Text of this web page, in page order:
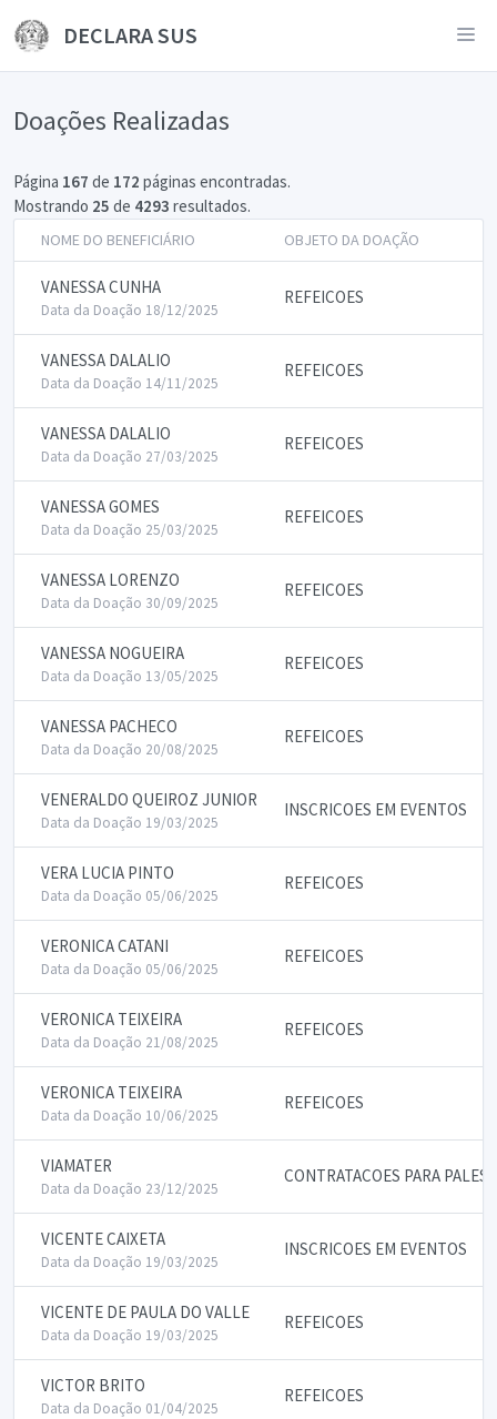
DECLARA SUS
Doações Realizadas
Página 167 de 172 páginas encontradas.
Mostrando 25 de 4293 resultados.
NOME DO BENEFICIÁRIO OBJETO DA DOAÇÃO
VANESSA CUNHA
Data da Doação 18/12/2025
REFEICOES
VANESSA DALALIO
Data da Doação 14/11/2025
REFEICOES
VANESSA DALALIO
Data da Doação 27/03/2025
REFEICOES
VANESSA GOMES
Data da Doação 25/03/2025
REFEICOES
VANESSA LORENZO
Data da Doação 30/09/2025
REFEICOES
VANESSA NOGUEIRA
Data da Doação 13/05/2025
REFEICOES
VANESSA PACHECO
Data da Doação 20/08/2025
REFEICOES
VENERALDO QUEIROZ JUNIOR
Data da Doação 19/03/2025
INSCRICOES EM EVENTOS
VERA LUCIA PINTO
Data da Doação 05/06/2025
REFEICOES
VERONICA CATANI
Data da Doação 05/06/2025
REFEICOES
VERONICA TEIXEIRA
Data da Doação 21/08/2025
REFEICOES
VERONICA TEIXEIRA
Data da Doação 10/06/2025
REFEICOES
VIAMATER
Data da Doação 23/12/2025
CONTRATACOES PARA
VICENTE CAIXETA
Data da Doação 19/03/2025
INSCRICOES EM EVENTOS
VICENTE DE PAULA DO VALLE
Data da Doação 19/03/2025
REFEICOES
VICTOR BRITO
Data da Doação 01/04/2025
REFEICOES